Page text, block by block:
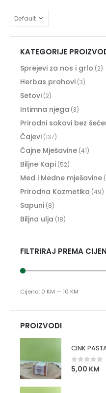
KATEGORIJE
Sprejevi za nos i grlo (2)
Herbas prahovi (3)
Setovi (2)
Intimna njega (3)
Prirodni sokovi bez
Čajevi (137)
Čajne Mješavine (41)
Biljne Kapi (52)
Med i Medne mješavine
Prirodna Kozmetika (49)
Sapuni (8)
Biljna ulja (18)
FILTRIRAJ PREMA
Cijena: 0 KM — 10 KM
PROIZVODI
CINK
0 out of
5,00 KM